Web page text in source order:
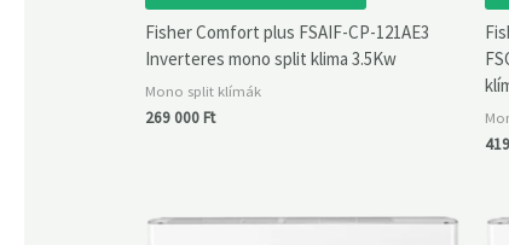
Fisher Comfort plus FSAIF-CP-121AE3
Inverteres mono split klima 3.5Kw
Mono split klímák
269 000Ft